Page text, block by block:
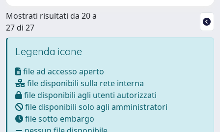
Mostrati risultati da 20 a
27 di 27
Legenda icone
file ad accesso aperto
file disponibili sulla rete interna
file disponibili agli utenti autorizzati
file disponibili solo agli amministratori
file sotto embargo